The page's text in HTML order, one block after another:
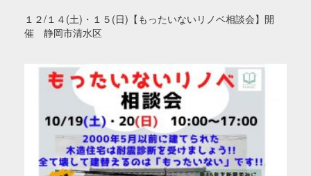
１２/１４(土)・１５(日)【もったいないリノベ相談会】開
催 静岡市清水区